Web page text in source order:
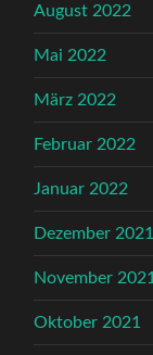
August 2022
Mai 2022
März 2022
Februar 2022
Januar 2022
Dezember 2021
November 2021
Oktober 2021